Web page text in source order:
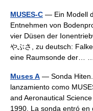
MUSES-C — Ein Modell
Entnehmen von
vier Düsen der
やぶさ, zu deutsch:
eine Raumsonde der…
Muses A — Sonda
lanzamiento como
and Aeronautical
1990. La sonda entró